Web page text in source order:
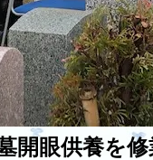
開眼供養を